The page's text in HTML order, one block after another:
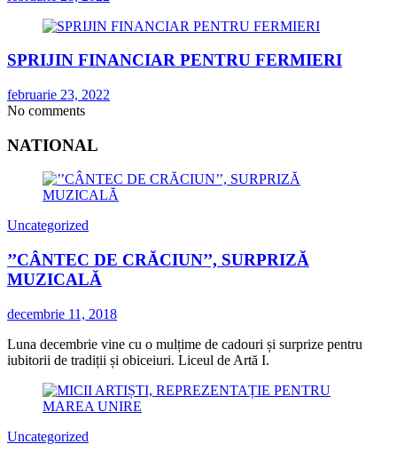
SPRIJIN FINANCIAR PENTRU FERMIERI
februarie 23, 2022
No comments
NATIONAL
Uncategorized
’’CÂNTEC DE CRĂCIUN’’, SURPRIZĂ
MUZICALĂ
decembrie 11, 2018
Luna decembrie vine cu o mulțime de cadouri și surprize pentru
iubitorii de tradiții și obiceiuri. Liceul de Artă I.
Uncategorized